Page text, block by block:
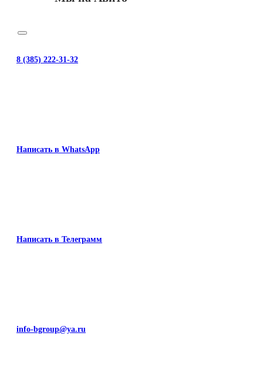
8 (385) 222-31-32
Написать в WhatsApp
Написать в Телеграмм
info-bgroup@ya.ru